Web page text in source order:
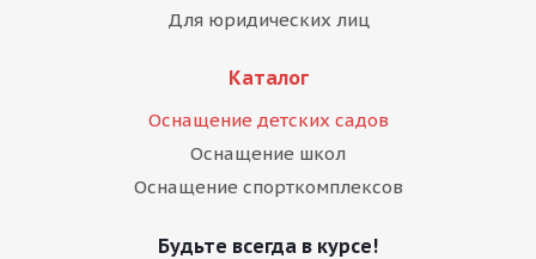
Для юридических лиц
Каталог
Оснащение детских садов
Оснащение школ
Оснащение спорткомплексов
Будьте всегда в курсе!